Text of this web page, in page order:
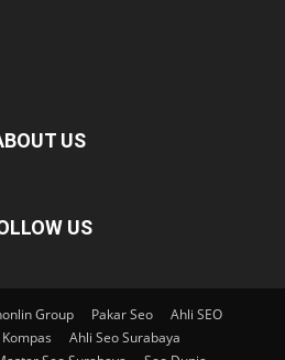
US
US
Group Pakar Seo
Ahli SEO
Ahli Seo Surabaya